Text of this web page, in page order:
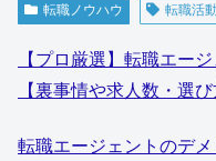
転職ノウハウ 転職活
【プロ厳選】転職エー
【裏事情や求人数・選び
転職エージェントのデ